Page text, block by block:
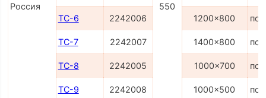
Россия 550
ТС-6 2242006 1200x800 по
ТС-7 2242007 1400x800 по
ТС-8 2242005 1000x700 по
ТС-9 2242008 1000x500 по